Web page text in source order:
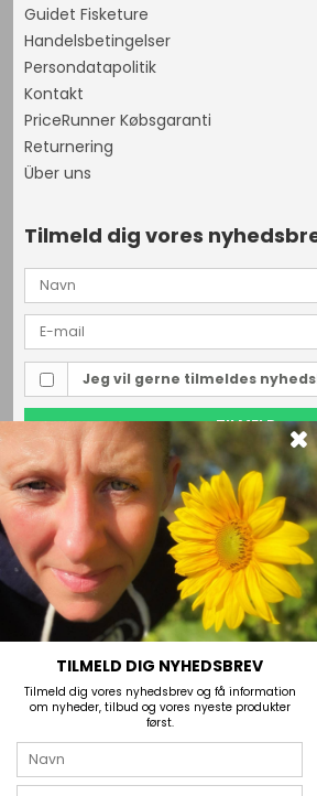
Guidet Fisketure
Handelsbetingelser
Persondatapolitik
Kontakt
PriceRunner Købsgaranti
Returnering
Über uns
Tilmeld dig vores
Jeg vil gerne tilmeldes
TILMELD
Outdoor i Centrum
Perlegade 44
6400 Sønderborg, Danmark
Telefonnr.
(+45) 74 43 53 55
E-mail
2026 © Outdoor i
TILMELD DIG NYHEDSBREV
Tilmeld dig vores nyhedsbrev og få information
om nyheder, tilbud og vores nyeste produkter
først.